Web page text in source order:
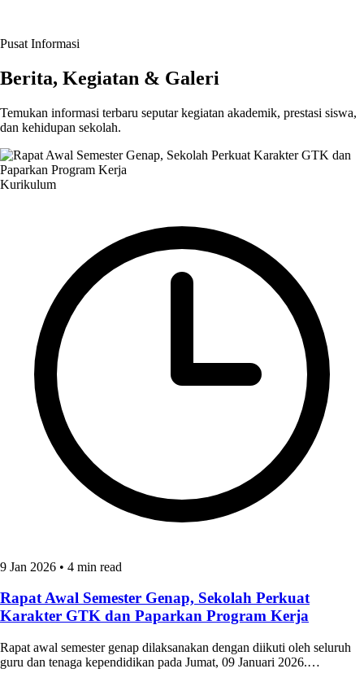
Pusat Informasi
Berita, Kegiatan & Galeri
Temukan informasi terbaru seputar kegiatan akademik, prestasi siswa,
dan kehidupan sekolah.
Kurikulum
9 Jan 2026 • 4 min read
Rapat Awal Semester Genap, Sekolah Perkuat
Karakter GTK dan Paparkan Program Kerja
Rapat awal semester genap dilaksanakan dengan diikuti oleh seluruh
guru dan tenaga kependidikan pada Jumat, 09 Januari 2026.…